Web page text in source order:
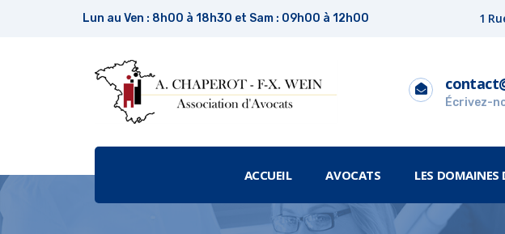
Lun au Ven : 8h00 à 18h30 et Sam : 09h00 à 12h00 1
Écrivez-
ACCUEIL AVOCATS LES DOMAINES